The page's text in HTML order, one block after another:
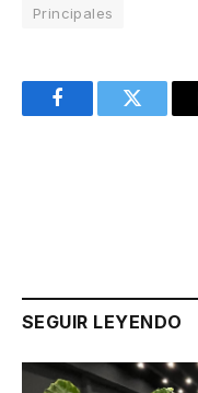
Principales
FacebookTwitter
SEGUIR LEYENDO